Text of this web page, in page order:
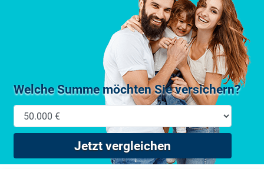
Welche Summe möchten Sie versichern?
Jetzt vergleichen